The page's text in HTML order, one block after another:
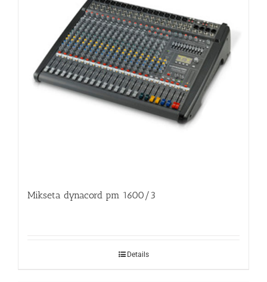
Mikseta dynacord pm 1600/3
Details